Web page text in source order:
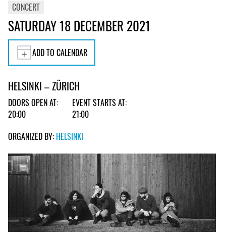
CONCERT
SATURDAY 18 DECEMBER 2021
ADD TO CALENDAR
HELSINKI – ZÜRICH
DOORS OPEN AT:
20:00
EVENT STARTS AT:
21:00
ORGANIZED BY: HELSINKI